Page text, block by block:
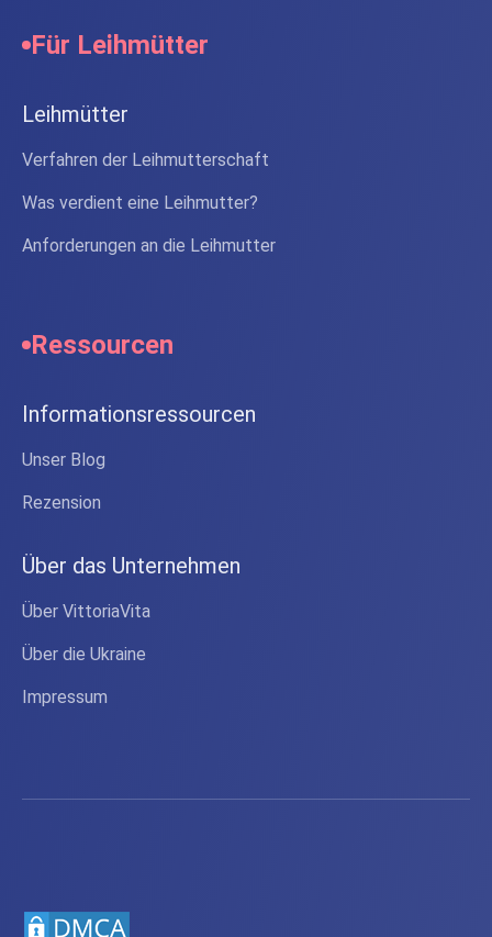
Für Leihmütter
Leihmütter
Verfahren der Leihmutterschaft
Was verdient eine Leihmutter?
Anforderungen an die Leihmutter
Ressourcen
Informationsressourcen
Unser Blog
Rezension
Über das Unternehmen
Über VittoriaVita
Über die Ukraine
Impressum